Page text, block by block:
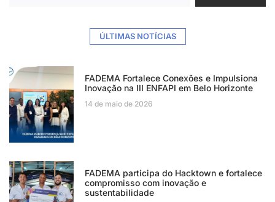
ÚLTIMAS NOTÍCIAS
FADEMA Fortalece Conexões e Impulsiona
Inovação na III ENFAPI em Belo Horizonte
14 de maio de 2026
FADEMA participa do Hacktown e fortalece
compromisso com inovação e
sustentabilidade